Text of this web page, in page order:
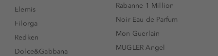
Elemis
Filorga
Redken
Dolce&Gabbana
Rabanne 1 Million
Noir Eau de Parfum
Mon Guerlain
MUGLER Angel